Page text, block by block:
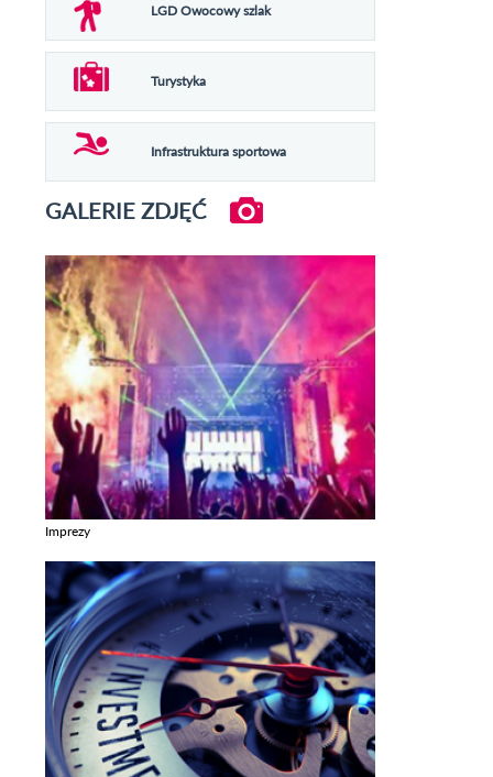
LGD Owocowy szlak
Turystyka
Infrastruktura sportowa
GALERIE ZDJĘĆ
Imprezy